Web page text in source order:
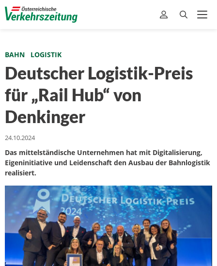
BAHN LOGISTIK
Deutscher Logistik-Preis
für „Rail Hub“ von
Denkinger
24.10.2024
Das mittelständische Unternehmen hat mit Digitalisierung,
Eigeninitiative und Leidenschaft den Ausbau der Bahnlogistik
realisiert.